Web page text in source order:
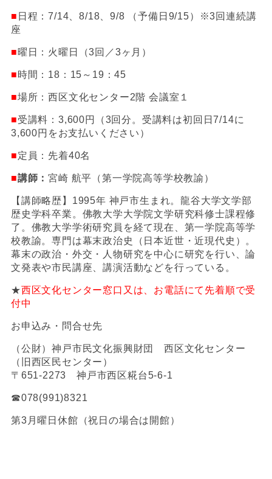
■ 日程： 7/14、8/18、9/8 （予備日 9/15） ※3回連続講
座
■曜日：火曜日（3回／3ヶ月）
■時間： 18 ： 15 ～ 19 ：45
■場所：西区文化センター2階 会議室１
■受講料： 3,600円（3回分。受講料は初回日 7/14に
3,600円をお支払いください）
■定員：先着40名
■講師：宮崎 航平（第一学院高等学校教諭）
【講師略歴】 1995年 神戸市生まれ。龍谷大学文学部
歴史学科卒業。佛教大学大学院文学研究科修士課程修
了。佛教大学学術研究員を経て現在、第一学院高等学
校教諭。専門は幕末政治史（日本近世・近現代史）。
幕末の政治・外交・人物研究を中心に研究を行い、論
文発表や市民講座、講演活動などを行っている。
★西区文化センター窓口又は、お電話にて先着順で受
付中
お申込み・問合せ先
（公財）神戸市民文化振興財団 西区文化センター
（旧西区民センター）
〒 651-2273 神戸市西区糀台 5-6-1
☎078(991)8321
第3月曜日休館（祝日の場合は開館）